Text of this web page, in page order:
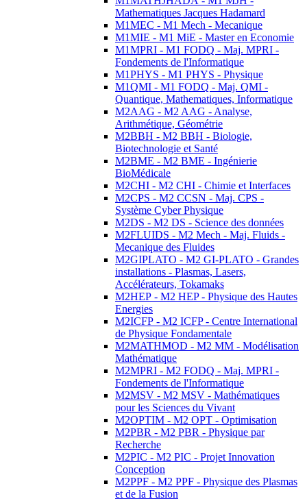
Mathematiques Jacques Hadamard
M1MEC - M1 Mech - Mecanique
M1MIE - M1 MiE - Master en Economie
M1MPRI - M1 FODQ - Maj. MPRI -
Fondements de l'Informatique
M1PHYS - M1 PHYS - Physique
M1QMI - M1 FODQ - Maj. QMI -
Quantique, Mathematiques, Informatique
M2AAG - M2 AAG - Analyse,
Arithmétique, Géométrie
M2BBH - M2 BBH - Biologie,
Biotechnologie et Santé
M2BME - M2 BME - Ingénierie
BioMédicale
M2CHI - M2 CHI - Chimie et Interfaces
M2CPS - M2 CCSN - Maj. CPS -
Système Cyber Physique
M2DS - M2 DS - Science des données
M2FLUIDS - M2 Mech - Maj. Fluids -
Mecanique des Fluides
M2GIPLATO - M2 GI-PLATO - Grandes
installations - Plasmas, Lasers,
Accélérateurs, Tokamaks
M2HEP - M2 HEP - Physique des Hautes
Energies
M2ICFP - M2 ICFP - Centre International
de Physique Fondamentale
M2MATHMOD - M2 MM - Modélisation
Mathématique
M2MPRI - M2 FODQ - Maj. MPRI -
Fondements de l'Informatique
M2MSV - M2 MSV - Mathématiques
pour les Sciences du Vivant
M2OPTIM - M2 OPT - Optimisation
M2PBR - M2 PBR - Physique par
Recherche
M2PIC - M2 PIC - Projet Innovation
Conception
M2PPF - M2 PPF - Physique des Plasmas
et de la Fusion